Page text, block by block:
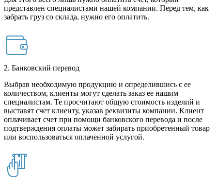
представлен специалистами нашей компании. Перед тем, как
забрать груз со склада, нужно его оплатить.
2. Банковский перевод
Выбрав необходимую продукцию и определившись с ее
количеством, клиенты могут сделать заказ ее нашим
специалистам. Те просчитают общую стоимость изделий и
выставят счет клиенту, указав реквизиты компании. Клиент
оплачивает счет при помощи банковского перевода и после
подтверждения оплаты может забирать приобретенный товар
или воспользоваться оплаченной услугой.